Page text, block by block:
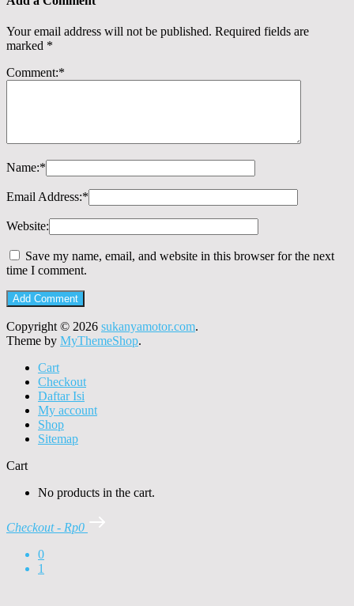
Your email address will not be published. Required fields are
marked *
Comment:*
Name:*
Email Address:*
Website:
Save my name, email, and website in this browser for the next
time I comment.
Copyright © 2026 sukanyamotor.com.
Theme by MyThemeShop.
Cart
Checkout
Daftar Isi
My account
Shop
Sitemap
Cart
No products in the cart.
Checkout - Rp0
0
1